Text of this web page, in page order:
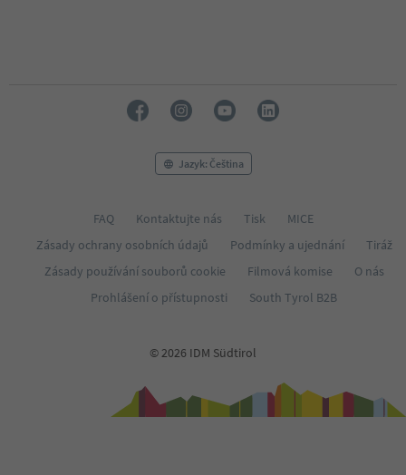
Jazyk: Čeština
FAQ Kontaktujte nás Tisk
MICE
Zásady ochrany osobních údajů
Podmínky a ujednání
Tiráž
Zásady používání souborů cookie
Filmová komise
O nás
Prohlášení o přístupnosti
South Tyrol B2B
© 2026 IDM Südtirol